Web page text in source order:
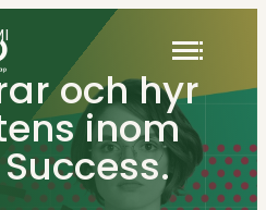
och hyr
inom